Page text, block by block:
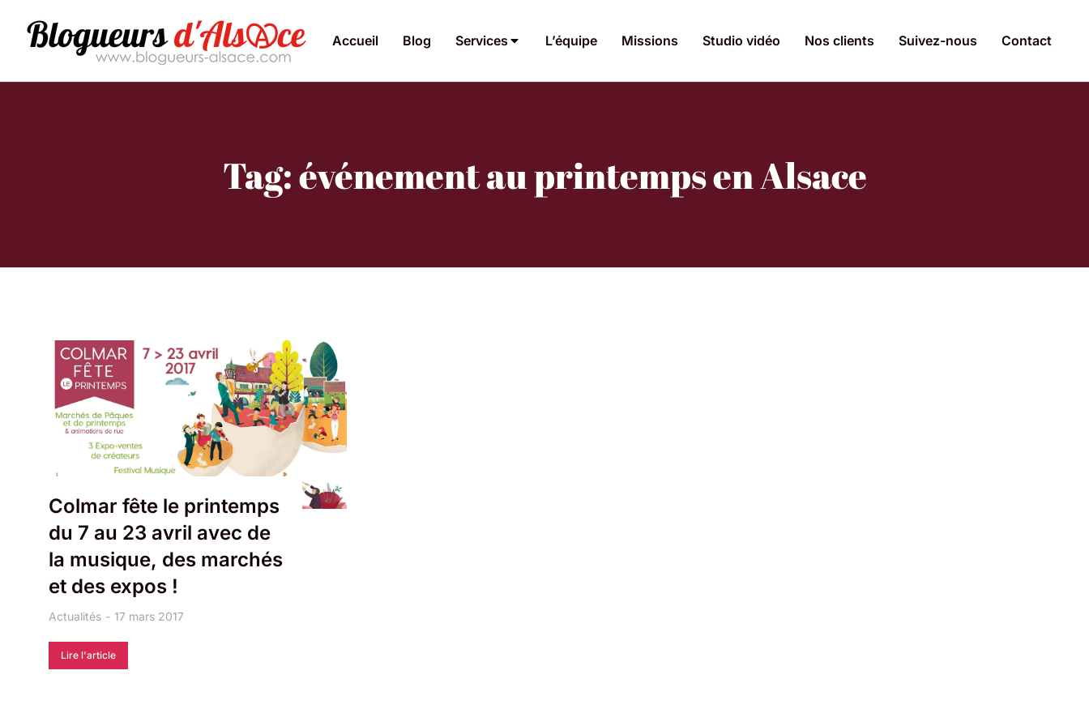
Accueil Blog Services L’équipe Missions Studio vidéo Nos clients Suivez-nous Contact
Tag: événement au printemps en Alsace
Colmar fête le printemps
du 7 au 23 avril avec de
la musique, des marchés
et des expos !
Actualités 17 mars 2017
Lire l'article